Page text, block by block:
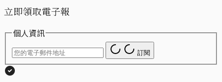
立即領取電子報
個人資訊
訂閱